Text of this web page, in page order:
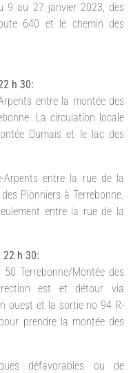
9 au 27 janvier 2023, des
640 et le chemin des
h 30:
entre la montée des
La circulation locale
Dumais et le lac des
Arpents entre la rue de la
Pionniers à Terrebonne.
entre la rue de la
h 30:
Terrebonne/Montée des
est et détour via
ouest et la sortie no 94 R-
prendre la montée des
défavorables ou de